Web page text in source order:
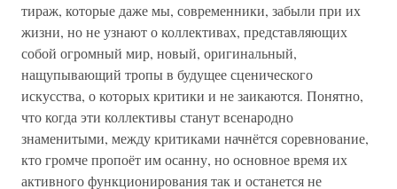
тираж, которые даже мы, современники, забыли при их
жизни, но не узнают о коллективах, представляющих
собой огромный мир, новый, оригинальный,
нащупывающий тропы в будущее сценического
искусства, о которых критики и не заикаются. Понятно,
что когда эти коллективы станут всенародно
знаменитыми, между критиками начнётся соревнование,
кто громче пропоёт им осанну, но основное время их
активного функционирования так и останется не